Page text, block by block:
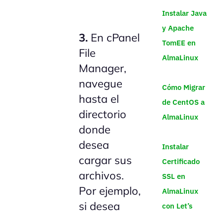
3. En cPanel
File
Manager,
navegue
hasta el
directorio
donde
desea
cargar sus
archivos.
Por ejemplo,
si desea
Instalar Java
y Apache
TomEE en
AlmaLinux
Cómo Migrar
de CentOS a
AlmaLinux
Instalar
Certificado
SSL en
AlmaLinux
con Let’s